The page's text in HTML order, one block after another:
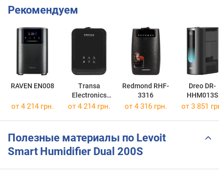
Рекомендуем
RAVEN EN008
Transa
Electronics
AquaMist 4.5l
Redmond RHF-
3316
Dreo DR-
HHM013S
от 4 214 грн. от 4 214 грн. от 4 316 грн. от 3 851
Полезные материалы по Levoit
Smart Humidifier Dual 200S